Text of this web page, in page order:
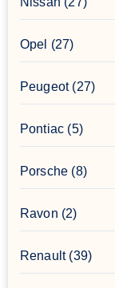
Opel (27)
Peugeot(27)
Pontiac (5)
Porsche (8)
Ravon (2)
Renault(39)